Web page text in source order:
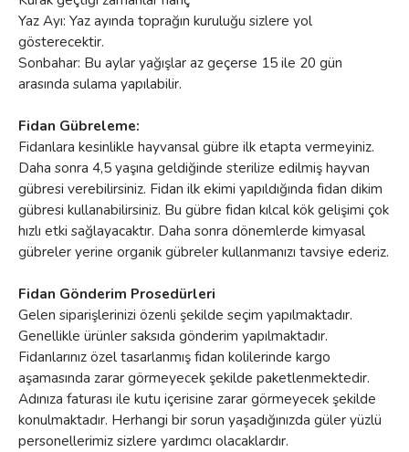
Yaz Ayı: Yaz ayında toprağın kuruluğu sizlere yol
gösterecektir.
Sonbahar: Bu aylar yağışlar az geçerse 15 ile 20 gün
arasında sulama yapılabilir.
Fidan Gübreleme:
Fidanlara kesinlikle hayvansal gübre ilk etapta vermeyiniz.
Daha sonra 4,5 yaşına geldiğinde sterilize edilmiş hayvan
gübresi verebilirsiniz. Fidan ilk ekimi yapıldığında fidan dikim
gübresi kullanabilirsiniz. Bu gübre fidan kılcal kök gelişimi çok
hızlı etki sağlayacaktır. Daha sonra dönemlerde kimyasal
gübreler yerine organik gübreler kullanmanızı tavsiye ederiz.
Fidan Gönderim Prosedürleri
Gelen siparişlerinizi özenli şekilde seçim yapılmaktadır.
Genellikle ürünler saksıda gönderim yapılmaktadır.
Fidanlarınız özel tasarlanmış fidan kolilerinde kargo
aşamasında zarar görmeyecek şekilde paketlenmektedir.
Adınıza faturası ile kutu içerisine zarar görmeyecek şekilde
konulmaktadır. Herhangi bir sorun yaşadığınızda güler yüzlü
personellerimiz sizlere yardımcı olacaklardır.